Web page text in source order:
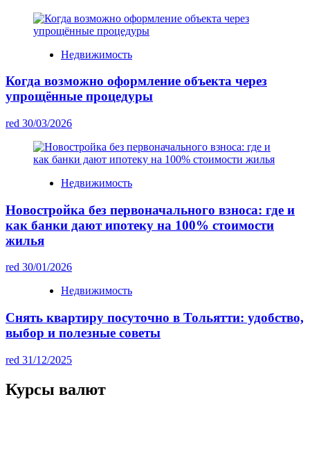
Недвижимость
Когда возможно оформление объекта через
упрощённые процедуры
red 30/03/2026
Недвижимость
Новостройка без первоначального взноса: где и
как банки дают ипотеку на 100% стоимости
жилья
red 30/01/2026
Недвижимость
Снять квартиру посуточно в Тольятти: удобство,
выбор и полезные советы
red 31/12/2025
Курсы валют